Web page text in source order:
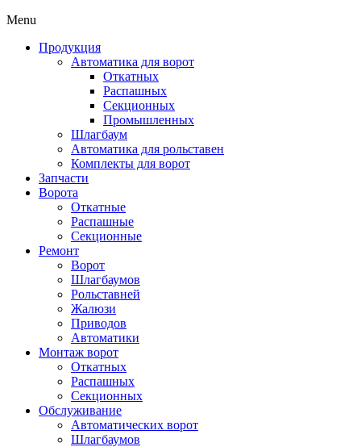
Menu
Продукция
Автоматика для ворот
Откатных
Распашных
Секционных
Промышленных
Шлагбаум
Автоматика для рольставен
Комплекты для ворот
Запчасти
Ворота
Откатные
Распашные
Секционные
Ремонт
Ворот
Шлагбаумов
Рольставней
Жалюзи
Приводов
Автоматики
Монтаж ворот
Откатных
Распашных
Секционных
Обслуживание
Автоматических ворот
Шлагбаумов